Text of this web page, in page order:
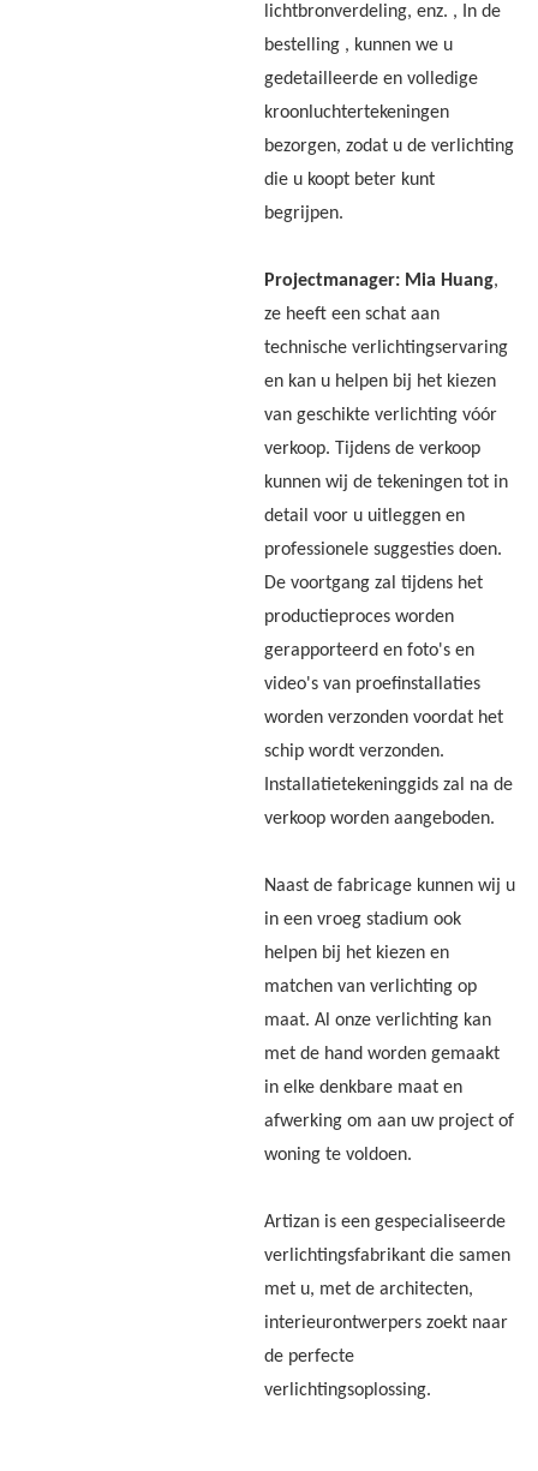
lichtbronverdeling, enz. , In de
bestelling , kunnen we u
gedetailleerde en volledige
kroonluchtertekeningen
bezorgen, zodat u de verlichting
die u koopt beter kunt
begrijpen.
Projectmanager: Mia Huang,
ze heeft een schat aan
technische verlichtingservaring
en kan u helpen bij het kiezen
van geschikte verlichting vóór
verkoop. Tijdens de verkoop
kunnen wij de tekeningen tot in
detail voor u uitleggen en
professionele suggesties doen.
De voortgang zal tijdens het
productieproces worden
gerapporteerd en foto's en
video's van proefinstallaties
worden verzonden voordat het
schip wordt verzonden.
Installatietekeninggids zal na de
verkoop worden aangeboden.
Naast de fabricage kunnen wij u
in een vroeg stadium ook
helpen bij het kiezen en
matchen van verlichting op
maat. Al onze verlichting kan
met de hand worden gemaakt
in elke denkbare maat en
afwerking om aan uw project of
woning te voldoen.
Artizan is een gespecialiseerde
verlichtingsfabrikant die samen
met u, met de architecten,
interieurontwerpers zoekt naar
de perfecte
verlichtingsoplossing.